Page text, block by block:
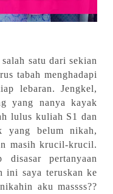
satu dari sekian
tabah menghadapi
lebaran. Jengkel,
yang nanya kayak
lulus kuliah S1 dan
yang belum nikah,
masih krucil-krucil.
pertanyaan
ini saya teruskan ke
aku massss??